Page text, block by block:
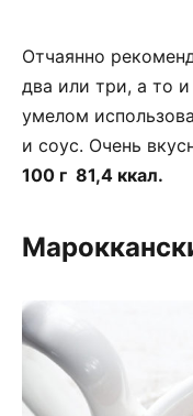
Отчаянно
два или три, а то
умелом
и соус. Очень
100 г 81,4 ккал.